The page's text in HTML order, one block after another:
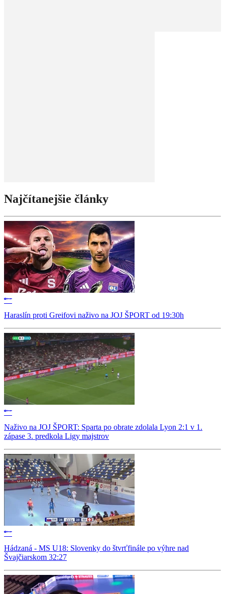
Najčítanejšie články
Haraslín proti Greifovi naživo na JOJ ŠPORT od 19:30h
Naživo na JOJ ŠPORT: Sparta po obrate zdolala Lyon 2:1 v 1.
zápase 3. predkola Ligy majstrov
Hádzaná - MS U18: Slovenky do štvrťfinále po výhre nad
Švajčiarskom 32:27